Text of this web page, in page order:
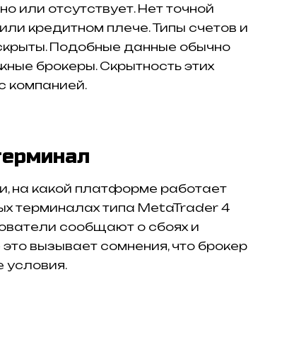
или отсутствует. Нет точной
кредитном плече. Типы счетов и
Подобные данные обычно
брокеры. Скрытность этих
компанией.
на какой платформе работает
терминалах типа MetaTrader 4
сообщают о сбоях и
вызывает сомнения, что брокер
условия.